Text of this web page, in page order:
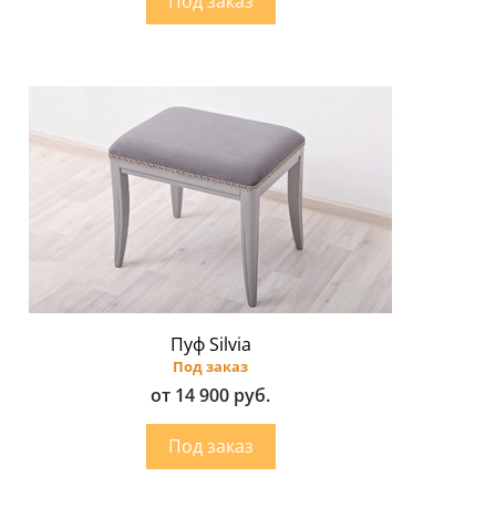
Пуф Silvia
Под заказ
от 14 900 руб.